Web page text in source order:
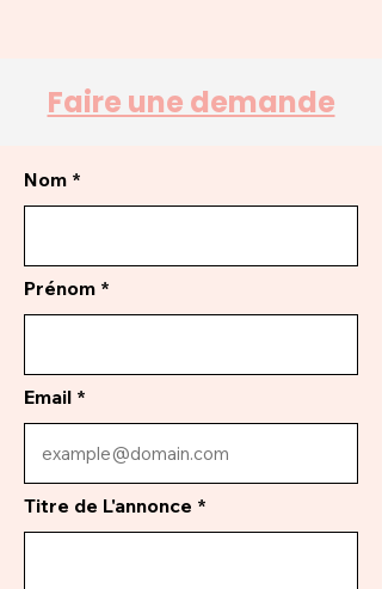
Faire une demande
Nom
Prénom
Email
Titre de L'annonce